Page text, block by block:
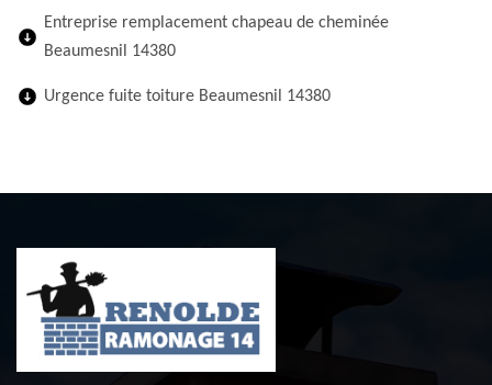
Entreprise remplacement chapeau de cheminée
Beaumesnil 14380
Urgence fuite toiture Beaumesnil 14380